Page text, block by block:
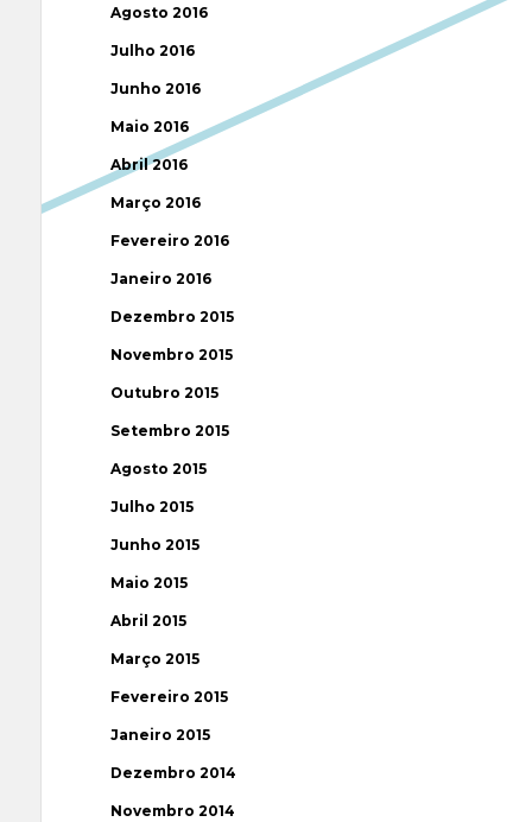
Agosto 2016
Julho 2016
Junho 2016
Maio 2016
Abril 2016
Março 2016
Fevereiro 2016
Janeiro 2016
Dezembro 2015
Novembro 2015
Outubro 2015
Setembro 2015
Agosto 2015
Julho 2015
Junho 2015
Maio 2015
Abril 2015
Março 2015
Fevereiro 2015
Janeiro 2015
Dezembro 2014
Novembro 2014